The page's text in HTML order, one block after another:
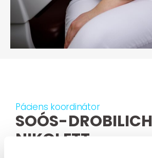
Páciens koordinátor
SOÓS-DROBILICH
NIKOLETT